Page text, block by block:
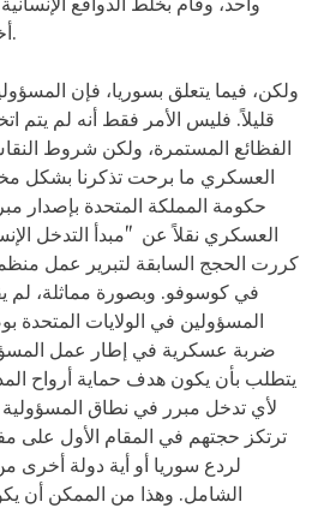
أخرى وأهداف أمنية أوسع.
ولكن، فيما يتعلق بسوريا، فإن
قليلاً. فليس الأمر فقط أنه لم يتم
الفظائع المستمرة، ولكن شروط
العسكري ما برحت تذكرنا بشكل
حكومة المملكة المتحدة بإصدار
العسكري نقلاً عن "مبدأ التدخل
كررت الحجج السابقة لتبرير عمل
في كوسوفو. وبصورة مماثلة، لم
المسؤولين في الولايات المتحدة
ضربة عسكرية في إطار عمل
يتطلب بأن يكون هدف حماية أرواح
لأي تدخل مبرر في نطاق المسؤولية
ترتكز حجتهم في المقام الأول على
لردع سوريا أو أية دولة أخرى
الشامل. وهذا من الممكن أن